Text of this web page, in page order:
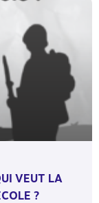
VEUT LA
?